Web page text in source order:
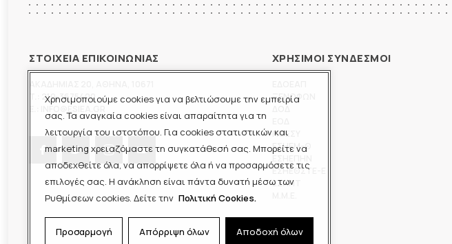
Χρησιμοποιούμε cookies για να βελτιώσουμε την εμπειρία
σας. Τα αναγκαία cookies είναι απαραίτητα για τη
λειτουργία του ιστοτόπου. Για cookies στατιστικών και
marketing χρειαζόμαστε τη συγκατάθεσή σας. Μπορείτε να
αποδεχθείτε όλα, να απορρίψετε όλα ή να προσαρμόσετε τις
επιλογές σας. Η ανάκληση είναι πάντα δυνατή μέσω των
Ρυθμίσεων cookies. Δείτε την Πολιτική Cookies.
Προσαρμογή Απόρριψη όλων Αποδοχή όλων
ΣΤΟΙΧΕΙΑ ΕΠΙΚΟΙΝΩΝΙΑΣ
210-3675400
ΧΡΗΣΙΜΟΙ ΣΥΝΔΕΣΜΟΙ
ΞΕΝΟΦΩΝ
ΠΟΕΣΥ
ΕΣΗΕΜ-Θ
ΕΣΗΕΘΣΤΕ-Ε
ΕΣΠΗΤ